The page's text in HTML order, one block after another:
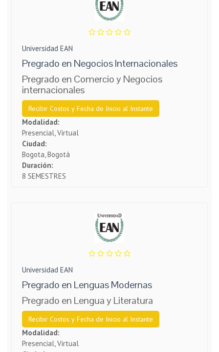
Universidad EAN
Pregrado en Negocios Internacionales
Pregrado en Comercio y Negocios
internacionales
Recibir Costos y Fecha de Inicio al Instante
Modalidad:
Presencial, Virtual
Ciudad:
Bogota, Bogotá
Duración:
8 SEMESTRES
Universidad EAN
Pregrado en Lenguas Modernas
Pregrado en Lengua y Literatura
Recibir Costos y Fecha de Inicio al Instante
Modalidad:
Presencial, Virtual